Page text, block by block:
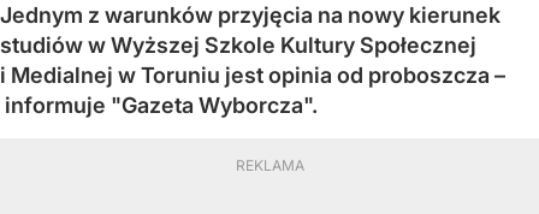
Jednym z warunków przyjęcia na nowy kierunek
studiów w Wyższej Szkole Kultury Społecznej
i Medialnej w Toruniu jest opinia od proboszcza –
informuje "Gazeta Wyborcza".